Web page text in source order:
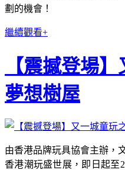
劃的機會！
繼續觀看+
【震撼登場
夢想樹屋
由香港品牌玩具協會主辦，
香港潮玩盛世展，即日起至